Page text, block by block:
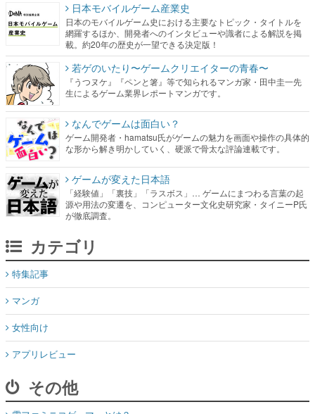
日本モバイルゲーム産業史
日本のモバイルゲーム史における主要なトピック・タイトルを
網羅するほか、開発者へのインタビューや識者による解説を掲
載。約20年の歴史が一望できる決定版！
若ゲのいたり〜ゲームクリエイターの青春〜
『うつヌケ』『ペンと箸』等で知られるマンガ家・田中圭一先
生によるゲーム業界レポートマンガです。
なんでゲームは面白い？
ゲーム開発者・hamatsu氏がゲームの魅力を画面や操作の具体的
な形から解き明かしていく、硬派で骨太な評論連載です。
ゲームが変えた日本語
「経験値」「裏技」「ラスボス」… ゲームにまつわる言葉の起
源や用法の変遷を、コンピューター文化史研究家・タイニーP氏
が徹底調査。
カテゴリ
特集記事
マンガ
女性向け
アプリレビュー
その他